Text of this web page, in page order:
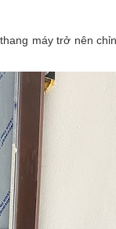
máy trở nên